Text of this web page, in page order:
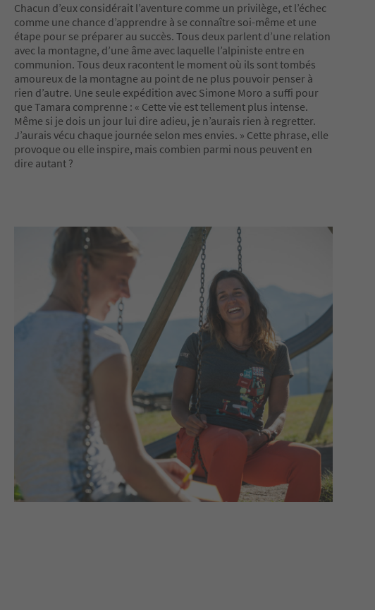
Chacun d’eux considérait l’aventure comme un privilège, et l’échec
comme une chance d’apprendre à se connaître soi-même et une
étape pour se préparer au succès. Tous deux parlent d’une relation
avec la montagne, d’une âme avec laquelle l’alpiniste entre en
communion. Tous deux racontent le moment où ils sont tombés
amoureux de la montagne au point de ne plus pouvoir penser à
rien d’autre. Une seule expédition avec Simone Moro a suffi pour
que Tamara comprenne : « Cette vie est tellement plus intense.
Même si je dois un jour lui dire adieu, je n’aurais rien à regretter.
J’aurais vécu chaque journée selon mes envies. » Cette phrase, elle
provoque ou elle inspire, mais combien parmi nous peuvent en
dire autant ?